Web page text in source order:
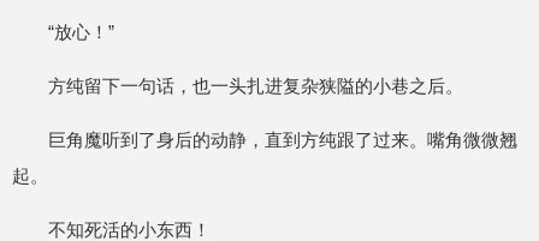
“放心！”
方纯留下一句话，也一头扎进复杂狭隘的小巷之后。
巨角魔听到了身后的动静，直到方纯跟了过来。嘴角微微翘
起。
不知死活的小东西！